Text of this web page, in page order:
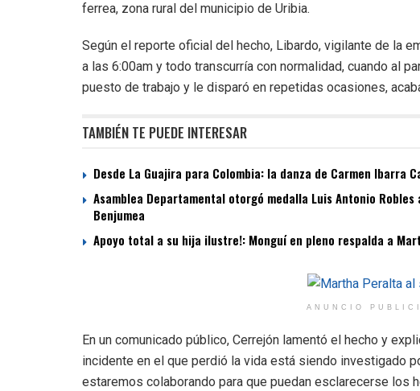
ferrea, zona rural del municipio de Uribia.
Según el reporte oficial del hecho, Libardo, vigilante de la
a las 6:00am y todo transcurría con normalidad, cuando al
puesto de trabajo y le disparó en repetidas ocasiones,
TAMBIÉN TE PUEDE INTERESAR
Desde La Guajira para Colombia: la danza de Carmen Ibarra
Asamblea Departamental otorgó medalla Luis Antonio Robles
Benjumea
Apoyo total a su hija ilustre!: Monguí en pleno respalda a
ANUNCIO
En un comunicado público, Cerrejón lamentó el hecho y
incidente en el que perdió la vida está siendo investigado
estaremos colaborando para que puedan esclarecerse los